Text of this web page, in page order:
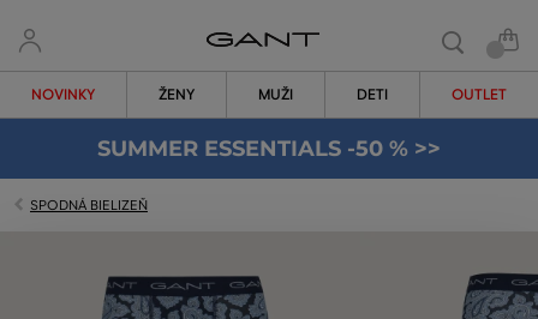
NOVINKY ŽENY MUŽI DETI OUTLET
SUMMER ESSENTIALS -50 % >>
SPODNÁ BIELIZEŇ